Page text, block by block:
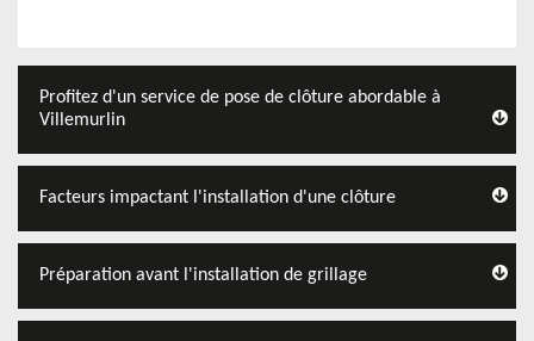
Profitez d'un service de pose de clôture abordable à
Villemurlin
Facteurs impactant l'installation d'une clôture
Préparation avant l'installation de grillage